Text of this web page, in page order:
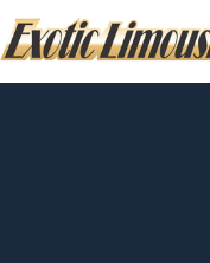
to
content